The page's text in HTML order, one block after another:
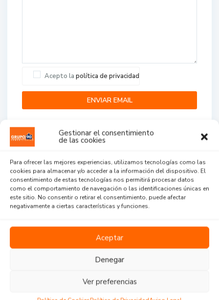
Gestionar el consentimiento
de las cookies
Para ofrecer las mejores experiencias, utilizamos tecnologías como las
cookies para almacenar y/o acceder a la información del dispositivo. El
consentimiento de estas tecnologías nos permitirá procesar datos
como el comportamiento de navegación o las identificaciones únicas en
este sitio. No consentir o retirar el consentimiento, puede afectar
negativamente a ciertas características y funciones.
Aceptar
Denegar
Ver preferencias
Acepto la política de privacidad
Agent Reviews
...